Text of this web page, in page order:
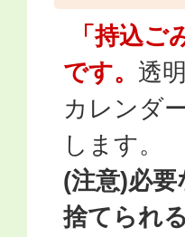
「持込ご
です。 透
カレンダ
します。
(注意)必
捨てられ